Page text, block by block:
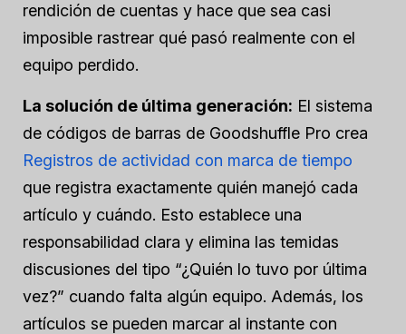
rendición de cuentas y hace que sea casi
imposible rastrear qué pasó realmente con el
equipo perdido.
La solución de última generación: El sistema
de códigos de barras de Goodshuffle Pro crea
Registros de actividad con marca de tiempo
que registra exactamente quién manejó cada
artículo y cuándo. Esto establece una
responsabilidad clara y elimina las temidas
discusiones del tipo “¿Quién lo tuvo por última
vez?” cuando falta algún equipo. Además, los
artículos se pueden marcar al instante con